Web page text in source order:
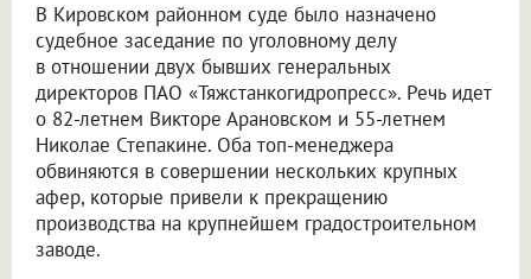
В Кировском районном суде было назначено
судебное заседание по уголовному делу
в отношении двух бывших генеральных
директоров ПАО «Тяжстанкогидропресс». Речь идет
о 82-летнем Викторе Арановском и 55-летнем
Николае Степакине. Оба топ-менеджера
обвиняются в совершении нескольких крупных
афер, которые привели к прекращению
производства на крупнейшем градостроительном
заводе.